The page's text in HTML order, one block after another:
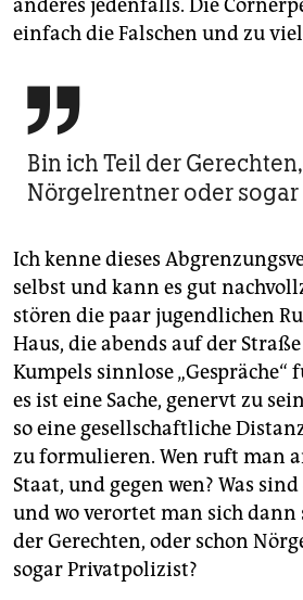
anderes jedenfalls. Die
einfach die Falschen und zu

Bin ich Teil der
Nörgelrentner oder
Ich kenne dieses
selbst und kann es gut
stören die paar jugendlichen
Haus, die abends auf der
Kumpels sinnlose „Gespräche“
es ist eine Sache, genervt zu
so eine gesellschaftliche
zu formulieren. Wen ruft man
Staat, und gegen wen? Was
und wo verortet man sich dann
der Gerechten, oder schon
sogar Privatpolizist?